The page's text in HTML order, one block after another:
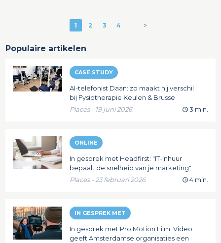
1 2 3 4 >
Populaire artikelen
CASE STUDY
AI-telefonist Daan: zo maakt hij verschil
bij Fysiotherapie Keulen & Brusse
Places - 19 juni 2026
3 min.
ONLINE
In gesprek met Headfirst: "IT-inhuur
bepaalt de snelheid van je marketing"
Places - 23 februari 2026
4 min.
IN GESPREK MET
In gesprek met Pro Motion Film: Video
geeft Amsterdamse organisaties een